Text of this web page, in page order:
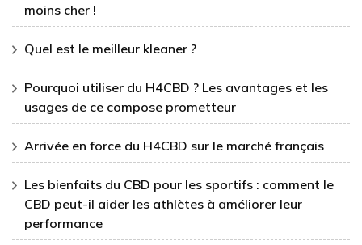
moins cher !
Quel est le meilleur kleaner ?
Pourquoi utiliser du H4CBD ? Les avantages et les
usages de ce compose prometteur
Arrivée en force du H4CBD sur le marché français
Les bienfaits du CBD pour les sportifs : comment le
CBD peut-il aider les athlètes à améliorer leur
performance